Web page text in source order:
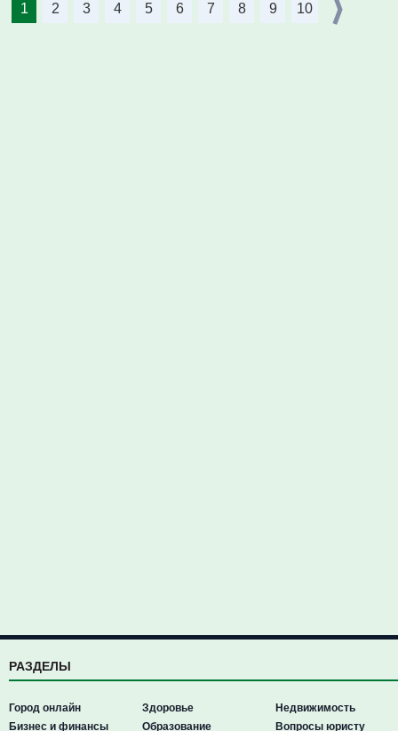
1 2 3 4 5 6 7 8 9 10
РАЗДЕЛЫ
Город онлайн
Бизнес и финансы
Здоровье
Образование
Недвижимость
Вопросы юристу